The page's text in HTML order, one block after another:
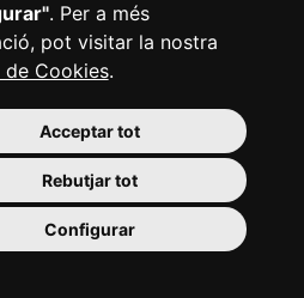
. Per a més
pot visitar la nostra
de Cookies.
Acceptar tot
Rebutjar tot
Configurar
· 43201 Reus
977 010 010